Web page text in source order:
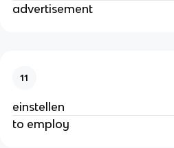
advertisement
11
einstellen
to employ